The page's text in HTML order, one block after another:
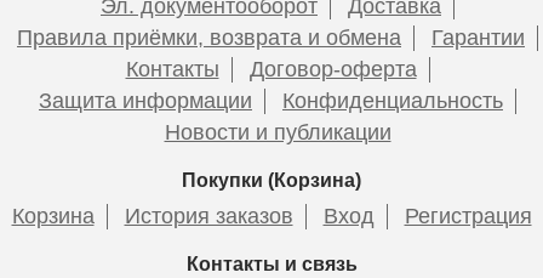
Эл. документооборот
Доставка
Правила приёмки, возврата и обмена
Гарантии
Контакты
Договор-оферта
Защита информации
Конфиденциальность
Новости и публикации
Покупки (Корзина)
Корзина История заказов Вход Регистрация
Контакты и связь